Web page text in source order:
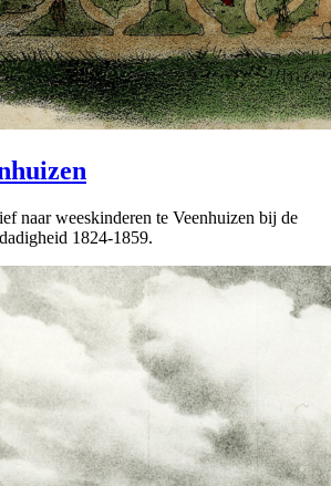
naar weeskinderen te Veenhuizen bij de
1824-1859.